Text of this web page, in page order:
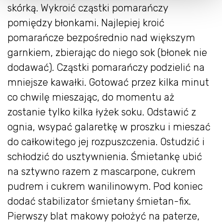
skórką. Wykroić cząstki pomarańczy
pomiędzy błonkami. Najlepiej kroić
pomarańcze bezpośrednio nad większym
garnkiem, zbierając do niego sok (błonek nie
dodawać). Cząstki pomarańczy podzielić na
mniejsze kawałki. Gotować przez kilka minut
co chwilę mieszając, do momentu aż
zostanie tylko kilka łyżek soku. Odstawić z
ognia, wsypać galaretkę w proszku i mieszać
do całkowitego jej rozpuszczenia. Ostudzić i
schłodzić do usztywnienia. Śmietankę ubić
na sztywno razem z mascarpone, cukrem
pudrem i cukrem wanilinowym. Pod koniec
dodać stabilizator śmietany śmietan-fix.
Pierwszy blat makowy położyć na paterze,